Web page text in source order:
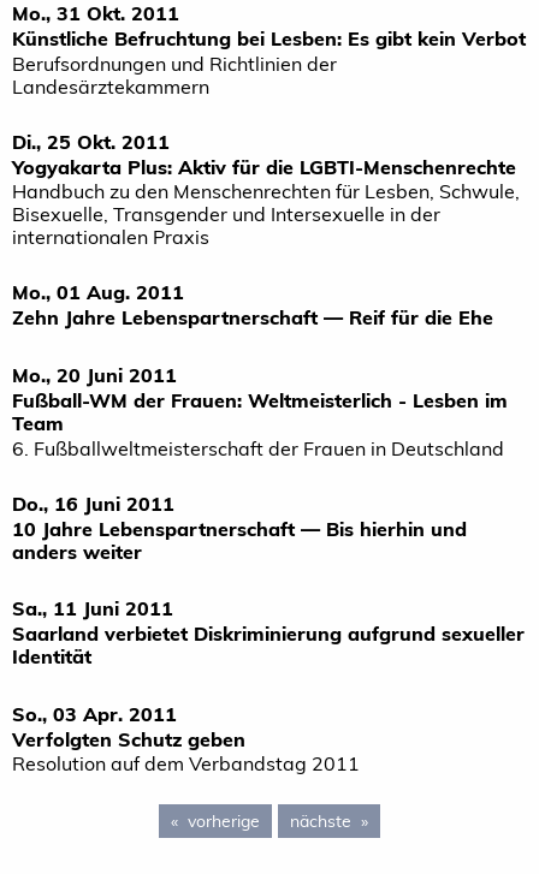
Mo., 31 Okt. 2011
Künstliche Befruchtung bei Lesben: Es gibt kein Verbot
Berufsordnungen und Richtlinien der
Landesärztekammern
Di., 25 Okt. 2011
Yogyakarta Plus: Aktiv für die LGBTI-Menschenrechte
Handbuch zu den Menschenrechten für Lesben, Schwule,
Bisexuelle, Transgender und Intersexuelle in der
internationalen Praxis
Mo., 01 Aug. 2011
Zehn Jahre Lebenspartnerschaft — Reif für die Ehe
Mo., 20 Juni 2011
Fußball-WM der Frauen: Weltmeisterlich - Lesben im
Team
6. Fußballweltmeisterschaft der Frauen in Deutschland
Do., 16 Juni 2011
10 Jahre Lebenspartnerschaft — Bis hierhin und
anders weiter
Sa., 11 Juni 2011
Saarland verbietet Diskriminierung aufgrund sexueller
Identität
So., 03 Apr. 2011
Verfolgten Schutz geben
Resolution auf dem Verbandstag 2011
vorherige page 73
nächste page 75